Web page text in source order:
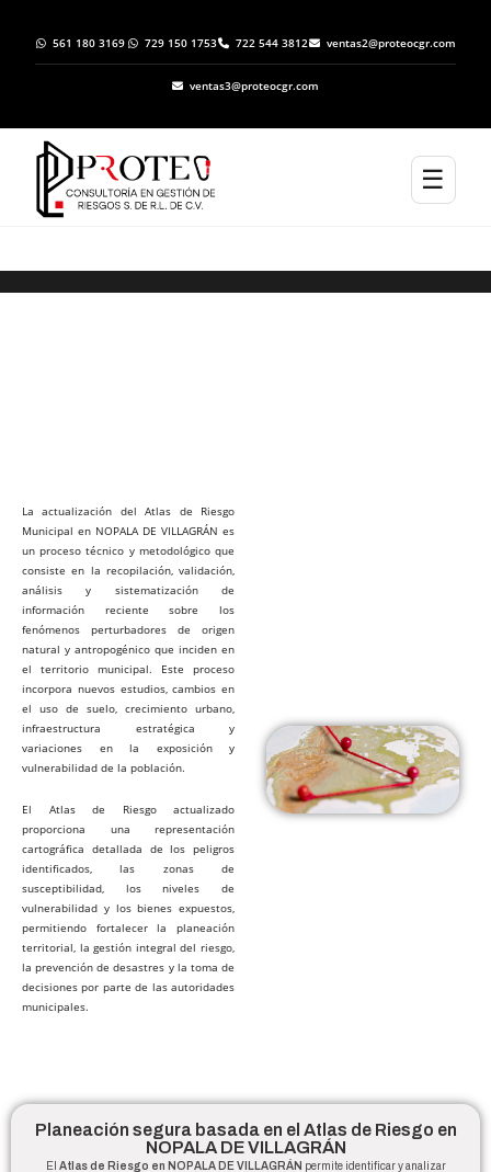
561 180 3169 729 150 1753 722 544 3812 ventas2@proteocgr.com
ventas3@proteocgr.com
☰
La actualización del Atlas de Riesgo
Municipal en NOPALA DE VILLAGRÁN es
un proceso técnico y metodológico que
consiste en la recopilación, validación,
análisis y sistematización de
información reciente sobre los
fenómenos perturbadores de origen
natural y antropogénico que inciden en
el territorio municipal. Este proceso
incorpora nuevos estudios, cambios en
el uso de suelo, crecimiento urbano,
infraestructura estratégica y
variaciones en la exposición y
vulnerabilidad de la población.
El Atlas de Riesgo actualizado
proporciona una representación
cartográfica detallada de los peligros
identificados, las zonas de
susceptibilidad, los niveles de
vulnerabilidad y los bienes expuestos,
permitiendo fortalecer la planeación
territorial, la gestión integral del riesgo,
la prevención de desastres y la toma de
decisiones por parte de las autoridades
municipales.
Planeación segura basada en el Atlas de Riesgo en
NOPALA DE VILLAGRÁN
El Atlas de Riesgo en NOPALA DE VILLAGRÁN permite identificar y analizar